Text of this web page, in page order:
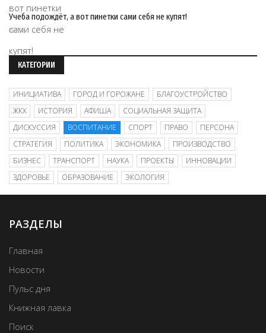
Учеба подождёт, а вот пинетки сами себя не купят!
06/08
КАТЕГОРИИ
ИНИЦИАТИВА ГОРОД И ГОРОЖАНЕ
БЛАГОУСТРОЙСТВО
ЖКХ
ИСТОРИЯ АФИША
СОЦИАЛЬНАЯ ЗАЩИТА
ДИСКУССИЯ
ВОСПИТАНИЕ СПОРТ ПРАВО
ПЕРСОНА
СТРАТЕГИЯ
ПОЛИТИКА ЭКОНОМИКА
ПРОИЗВОДСТВО
БИЗНЕС
ТРАНСПОРТ НАУКА ПРОЕКТЫ
ИННОВАЦИИ
ЗДОРОВЬЕ
ОБРАЗОВАНИЕ ЭКОЛОГИЯ
РАЗДЕЛЫ
Главная
Новости
Пульс дня
Книжная лавка
Поиск